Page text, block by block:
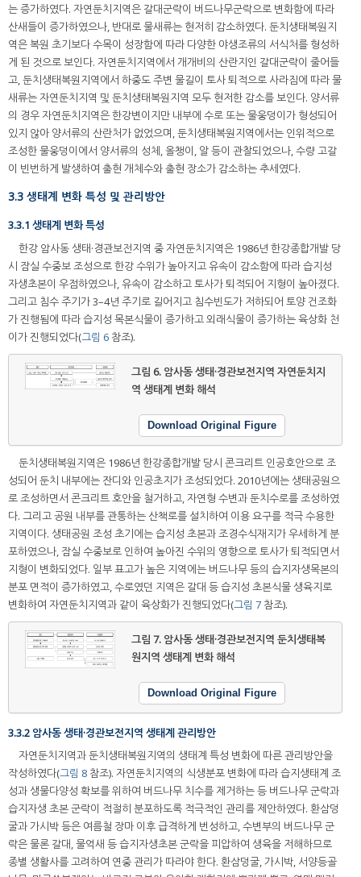
는 증가하였다. 자연둔치지역은 갈대군락이 버드나무군락으로 변화함에 따라
산새들이 증가하였으나, 반대로 물새류는 현저히 감소하였다. 둔치생태복원지
역은 복원 초기보다 수목이 성장함에 따라 다양한 야생조류의 서식처를 형성하
게 된 것으로 보인다. 자연둔치지역에서 개개비의 산란지인 갈대군락이 줄어들
고, 둔치생태복원지역에서 하중도 주변 물길이 토사 퇴적으로 사라짐에 따라 물
새류는 자연둔치지역 및 둔치생태복원지역 모두 현저한 감소를 보인다. 양서류
의 경우 자연둔치지역은 한강변이지만 내부에 수로 또는 물웅덩이가 형성되어
있지 않아 양서류의 산란처가 없었으며, 둔치생태복원지역에서는 인위적으로
조성한 물웅덩이에서 양서류의 성체, 올챙이, 알 등이 관찰되었으나, 수량 고갈
이 빈번하게 발생하여 출현 개체수와 출현 장소가 감소하는 추세였다.
3.3 생태계 변화 특성 및 관리방안
3.3.1 생태계 변화 특성
한강 암사동 생태·경관보전지역 중 자연둔치지역은 1986년 한강종합개발 당
시 잠실 수중보 조성으로 한강 수위가 높아지고 유속이 감소함에 따라 습지성
자생초본이 우점하였으나, 유속이 감소하고 토사가 퇴적되어 지형이 높아졌다.
그리고 침수 주기가 3–4년 주기로 길어지고 침수빈도가 저하되어 토양 건조화
가 진행됨에 따라 습지성 목본식물이 증가하고 외래식물이 증가하는 육상화 천
이가 진행되었다(그림 6 참조).
그림 6. 암사동 생태·경관보전지역 자연둔치지
역 생태계 변화 해석
Download Original Figure
둔치생태복원지역은 1986년 한강종합개발 당시 콘크리트 인공호안으로 조
성되어 둔치 내부에는 잔디와 인공초지가 조성되었다. 2010년에는 생태공원으
로 조성하면서 콘크리트 호안을 철거하고, 자연형 수변과 둔치수로를 조성하였
다. 그리고 공원 내부를 관통하는 산책로를 설치하여 이용 요구를 적극 수용한
지역이다. 생태공원 조성 초기에는 습지성 초본과 조경수식재지가 우세하게 분
포하였으나, 잠실 수중보로 인하여 높아진 수위의 영향으로 토사가 퇴적되면서
지형이 변화되었다. 일부 표고가 높은 지역에는 버드나무 등의 습지자생목본의
분포 면적이 증가하였고, 수로였던 지역은 갈대 등 습지성 초본식물 생육지로
변화하여 자연둔치지역과 같이 육상화가 진행되었다(그림 7 참조).
그림 7. 암사동 생태·경관보전지역 둔치생태복
원지역 생태계 변화 해석
Download Original Figure
3.3.2 암사동 생태·경관보전지역 생태계 관리방안
자연둔치지역과 둔치생태복원지역의 생태계 특성 변화에 따른 관리방안을
작성하였다(그림 8 참조). 자연둔치지역의 식생분포 변화에 따라 습지생태계 조
성과 생물다양성 확보를 위하여 버드나무 치수를 제거하는 등 버드나무 군락과
습지자생 초본 군락이 적절히 분포하도록 적극적인 관리를 제안하였다. 환삼덩
굴과 가시박 등은 여름철 장마 이후 급격하게 번성하고, 수변부의 버드나무 군
락은 물론 갈대, 물억새 등 습지자생초본 군락을 피압하여 생육을 저해하므로
종별 생활사를 고려하여 연중 관리가 따라야 한다. 환삼덩굴, 가시박, 서양등골